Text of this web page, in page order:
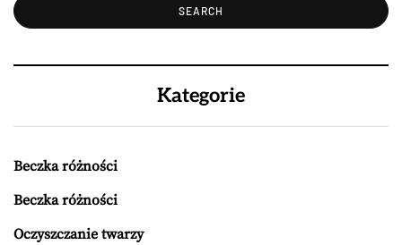
Kategorie
Beczka różności
Beczka różności
Oczyszczanie twarzy